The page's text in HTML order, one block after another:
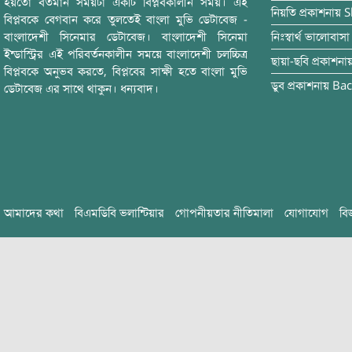
বিপ্লবকে বেগবান করে তুলতেই বাংলা মুভি ডেটাবেজ -
বাংলাদেশী সিনেমার ডেটাবেজ। বাংলাদেশী সিনেমা
ইন্ডাস্ট্রির এই পরিবর্তনকালীন সময়ে বাংলাদেশী চলচ্চিত্র
বিপ্লবকে অনুভব করতে, বিপ্লবের সাক্ষী হতে বাংলা মুভি
ডেটাবেজ এর সাথে থাকুন। ধন্যবাদ।
নিয়তি প্রকাশনায়
নিঃস্বার্থ ভালোবাসা
ছায়া-ছবি
ডুব প্রকাশনায়
আমাদের কথা বিএমডিবি ভলান্টিয়ার গোপনীয়তার নীতিমালা যোগাযোগ